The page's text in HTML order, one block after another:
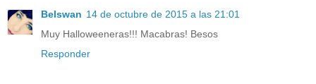
Belswan 14 de octubre de 2015 a las 21:01
Muy Halloweeneras!!! Macabras! Besos
Responder